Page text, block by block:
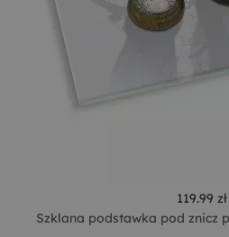
119.99 zł
Szklana podstawka pod znicz